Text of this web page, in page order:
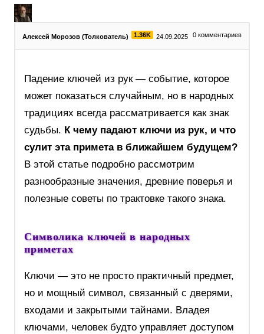
Алексей Морозов (Толкователь) 1.36K 24.09.2025 0 комментариев
Падение ключей из рук — событие, которое
может показаться случайным, но в народных
традициях всегда рассматривается как знак
судьбы. К чему падают ключи из рук, и что
сулит эта примета в ближайшем будущем?
В этой статье подробно рассмотрим
разнообразные значения, древние поверья и
полезные советы по трактовке такого знака.
Символика ключей в народных
приметах
Ключи — это не просто практичный предмет,
но и мощный символ, связанный с дверями,
входами и закрытыми тайнами. Владея
ключами, человек будто управляет доступом